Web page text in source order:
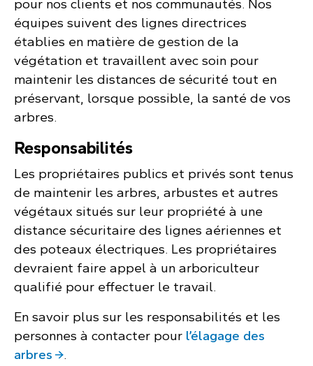
pour nos clients et nos communautés. Nos
équipes suivent des lignes directrices
établies en matière de gestion de la
végétation et travaillent avec soin pour
maintenir les distances de sécurité tout en
préservant, lorsque possible, la santé de vos
arbres.
Responsabilités
Les propriétaires publics et privés sont tenus
de maintenir les arbres, arbustes et autres
végétaux situés sur leur propriété à une
distance sécuritaire des lignes aériennes et
des poteaux électriques. Les propriétaires
devraient faire appel à un arboriculteur
qualifié pour effectuer le travail.
En savoir plus sur les responsabilités et les
personnes à contacter pour l’élagage des
arbres
.